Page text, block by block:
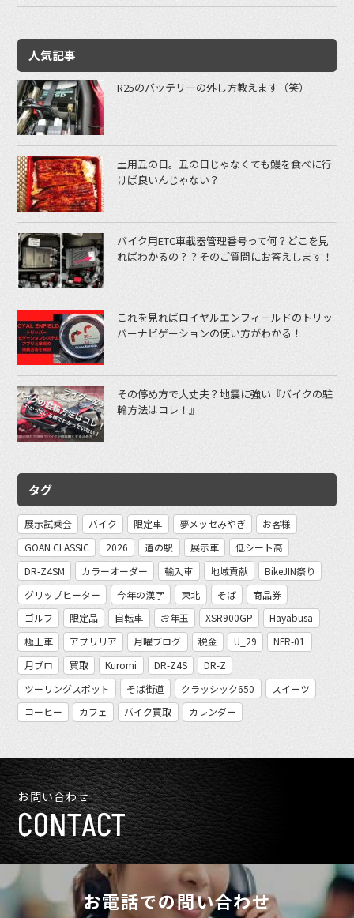
人気記事
R25のバッテリーの外し方教えます（笑）
土用丑の日。丑の日じゃなくても鰻を食べに行
けば良いんじゃない？
バイク用ETC車載器管理番号って何？どこを見
ればわかるの？？そのご質問にお答えします！
これを見ればロイヤルエンフィールドのトリッ
パーナビゲーションの使い方がわかる！
その停め方で大丈夫？地震に強い『バイクの駐
輪方法はコレ！』
タグ
展示試乗会 バイク 限定車 夢メッセみやぎ
お客様
GOAN CLASSIC
2026 道の駅 展示車
低シート高
DR-Z4SM
カラーオーダー 輸入車 地域貢献
BikeJIN祭り
グリップヒーター
今年の漢字 東北 そば
商品券
ゴルフ
限定品 自転車 お年玉 XSR900GP
Hayabusa
極上車
アプリリア 月曜ブログ 税金 U_29
NFR-01
月ブロ
買取 Kuromi DR-Z4S
DR-Z
ツーリングスポット
そば街道 クラッシック650
スイーツ
コーヒー
カフェ バイク買取 カレンダー
お問い合わせ
CONTACT
お電話での問い合わせ